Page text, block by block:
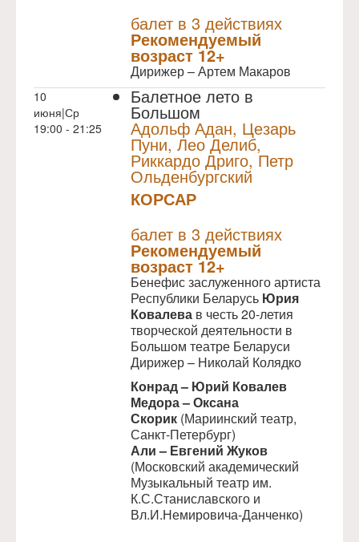
балет в 3 действиях
Рекомендуемый
возраст 12+
Дирижер – Артем Макаров
10
июня|Ср
19:00 - 21:25
Балетное лето в
Большом
Адольф Адан, Цезарь
Пуни, Лео Делиб,
Риккардо Дриго, Петр
Ольденбургский
КОРСАР
балет в 3 действиях
Рекомендуемый
возраст 12+
Бенефис заслуженного артиста
Республики Беларусь Юрия
Ковалева в честь 20-летия
творческой деятельности в
Большом театре Беларуси
Дирижер – Николай Колядко
Конрад – Юрий Ковалев
Медора –Оксана
Скорик (Мариинский театр,
Санкт-Петербург)
Али – Евгений Жуков
(Московский академический
Музыкальный театр им.
К.С.Станиславского и
Вл.И.Немировича-Данченко)